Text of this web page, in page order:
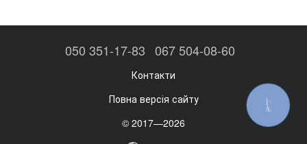
050 351-17-83 067 504-08-60
Контакти
Повна версія сайту
© 2017—2026
КНОПКА
ЗВ'ЯЗКУ